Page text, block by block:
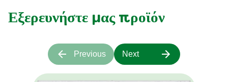
Εξερευνήστε μας προϊόν
Previous Next